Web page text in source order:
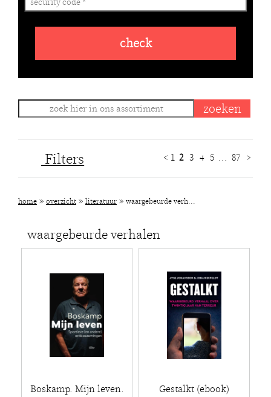
check
Filters < 1 2 3 4 5 ... 87 >
home » overzicht » literatuur » waargebeurde verh...
waargebeurde verhalen
Boskamp. Mijn leven.
Gestalkt (ebook)